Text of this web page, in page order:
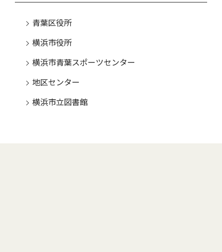
青葉区役所
横浜市役所
横浜市青葉スポーツセンター
地区センター
横浜市立図書館